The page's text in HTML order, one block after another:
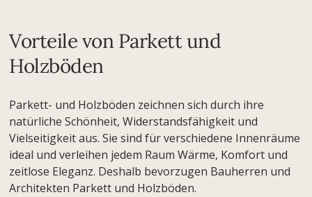
Vorteile von Parkett und
Holzböden
Parkett- und Holzböden zeichnen sich durch ihre
natürliche Schönheit, Widerstandsfähigkeit und
Vielseitigkeit aus. Sie sind für verschiedene Innenräume
ideal und verleihen jedem Raum Wärme, Komfort und
zeitlose Eleganz. Deshalb bevorzugen Bauherren und
Architekten Parkett und Holzböden.